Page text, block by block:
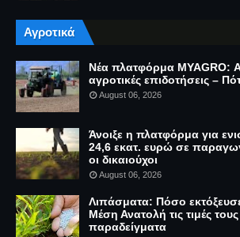
Αγροτικά
Νέα πλατφόρμα MYAGRO:
αγροτικές επιδοτήσεις –
August 06, 2026
Άνοιξε η πλατφόρμα για
24,6 εκατ. ευρώ σε
οι δικαιούχοι
August 06, 2026
Λιπάσματα: Πόσο
Μέση Ανατολή τις τιμές
παραδείγματα